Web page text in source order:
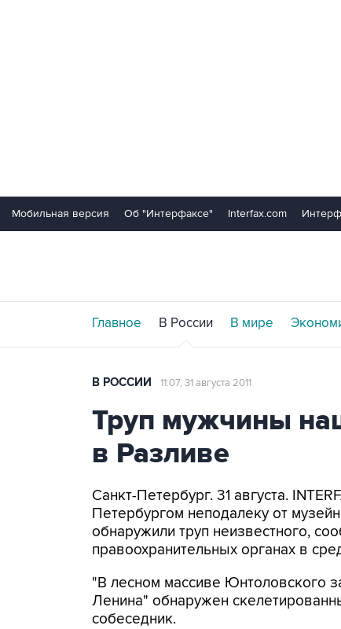
Мобильная версия Об "Интерфаксе" Interfax.com
Главное В России В мире
В РОССИИ 11:07, 31 августа 2011
Труп мужчины
в Разливе
Санкт-Петербург. 31 августа.
Петербургом неподалеку от
обнаружили труп неизвестного,
правоохранительных органах в
"В лесном массиве Юнтоловского
Ленина" обнаружен
собеседник.